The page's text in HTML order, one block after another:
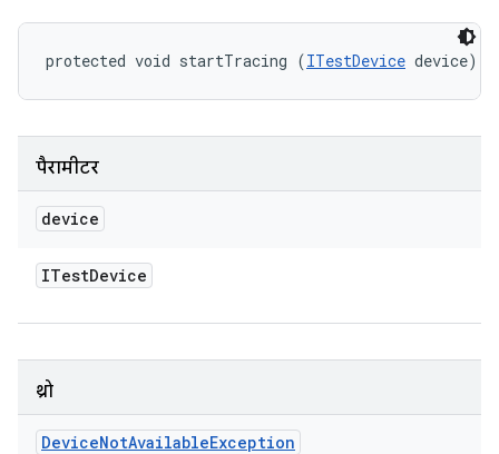
protected void startTracing (ITestDevice device)
पैरामीटर
device
ITestDevice
थ्रो
DeviceNotAvailableException